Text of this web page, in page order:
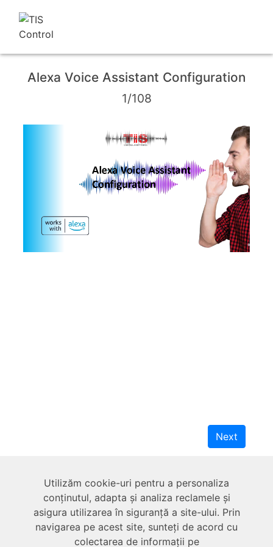
Alexa Voice Assistant Configuration
1/108
Next
Despre
Tehnic
Utilizăm cookie-uri pentru a personaliza
conținutul, adapta și analiza reclamele și
asigura utilizarea în siguranță a site-ului. Prin
navigarea pe acest site, sunteți de acord cu
colectarea de informații pe